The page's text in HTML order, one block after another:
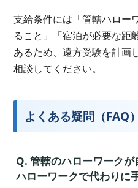
支給条件には「管轄ハロー
ること」「宿泊が必要な距
あるため、遠方受験を計画
相談してください。
よくある疑問（FAQ）
Q. 管轄のハローワーク
ハローワークで代わりに